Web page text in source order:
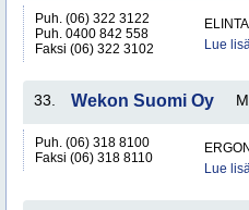
Puh. (06) 322 3122
Puh. 0400 842 558
Faksi (06) 322 3102
Lue
33. Wekon Suomi Oy
Puh. (06) 318 8100
Faksi (06) 318 8110
Lue